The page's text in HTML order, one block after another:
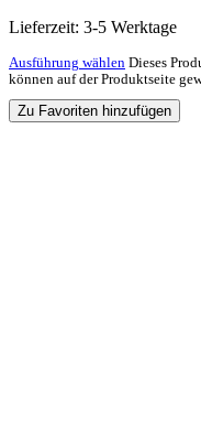
Lieferzeit: 3-5 Werktage
Ausführung wählen Dieses
können auf der Produktseite
Zu Favoriten hinzufügen